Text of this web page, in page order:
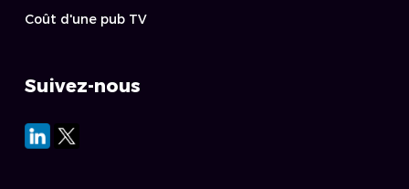
Coût d'une pub TV
Suivez-nous